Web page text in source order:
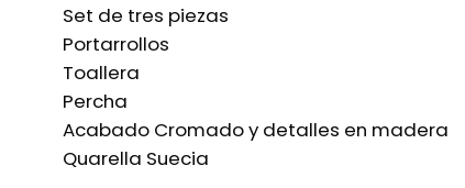
Set de tres piezas
Portarrollos
Toallera
Percha
Acabado Cromado y detalles en madera
Quarella Suecia